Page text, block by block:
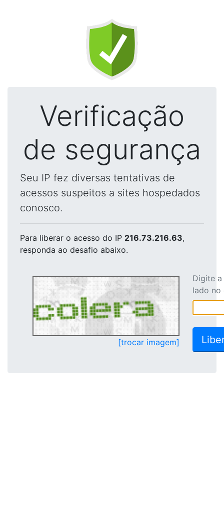
Verificação
de segurança
Seu IP fez diversas tentativas de
acessos suspeitos a sites hospedados
conosco.
Para liberar o acesso do IP 216.73.216.63,
responda ao desafio abaixo.
[trocar imagem]
Digite
lado no